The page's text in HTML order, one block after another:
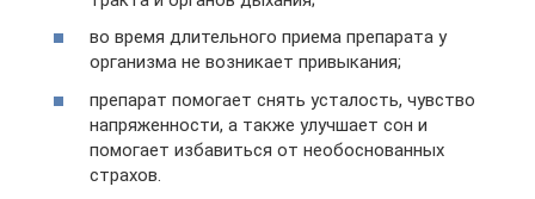
во время длительного приема препарата у
организма не возникает привыкания;
препарат помогает снять усталость, чувство
напряженности, а также улучшает сон и
помогает избавиться от необоснованных
страхов.